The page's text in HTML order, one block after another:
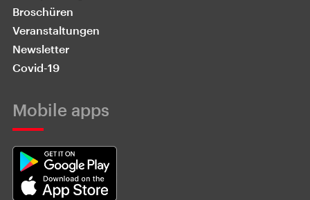
Broschüren
Veranstaltungen
Newsletter
Covid-19
Mobile apps